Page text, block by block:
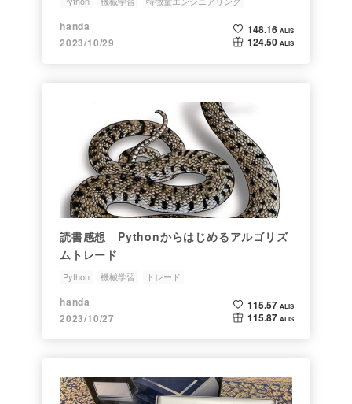
テクニカル分析
handa
2023/10/29
148.16 ALIS
124.50 ALIS
読書感想 Pythonからはじめるアルゴリズ
ムトレード
Python 機械学習 トレード
handa
2023/10/27
115.57 ALIS
115.87 ALIS